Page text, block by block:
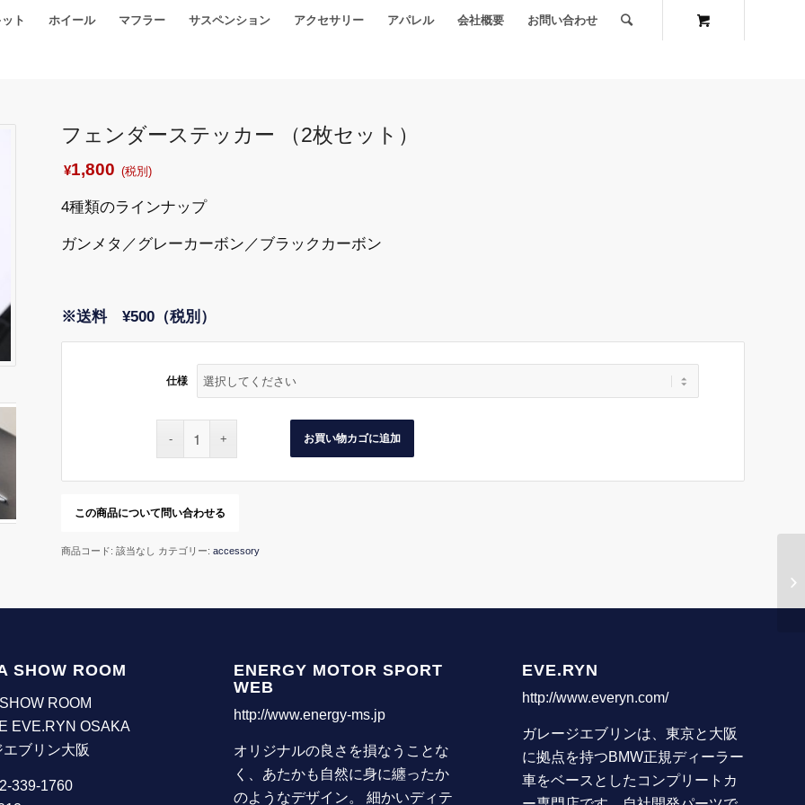
ト ホイール マフラー サスペンション アクセサリー アパレル 会社概要 お問い合わせ
フェンダーステッカー （2枚セット）
¥1,800 (税別)
4種類のラインナップ
ガンメタ／グレーカーボン／ブラックカーボン
※送料 ¥500（税別）
仕様
お買い物カゴに追加
商品コード:該当なし カテゴリー:accessory
SHOW ROOM
ROOM
EVE.RYN OSAKA
ブリン大阪
339-1760
ENERGY MOTOR SPORT
WEB
http://www.energy-ms.jp
オリジナルの良さを損なうことな
く、あたかも自然に身に纏ったか
のようなデザイン。 細かいディテ
EVE.RYN
http://www.everyn.com/
ガレージエブリンは、東京と大阪
に拠点を持つBMW正規ディーラー
車をベースとしたコンプリートカ